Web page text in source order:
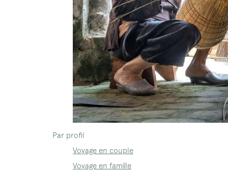
Par profil
Voyage en couple
Voyage en famille